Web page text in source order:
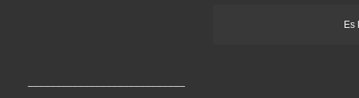
Es